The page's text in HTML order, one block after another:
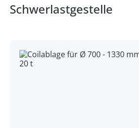
Schwerlastgestelle